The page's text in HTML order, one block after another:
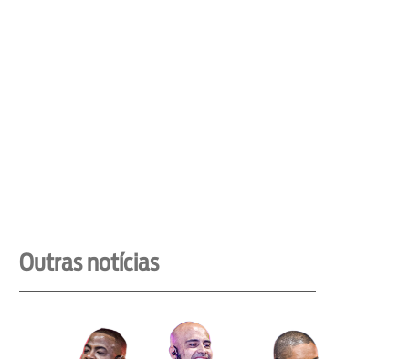
Outras notícias